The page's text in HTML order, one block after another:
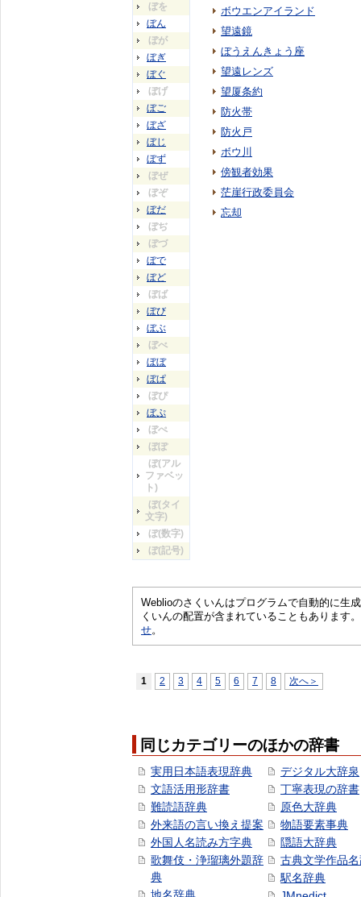
ぼを
ぼん
ぼが
ぼぎ
ぼぐ
ぼげ
ぼご
ぼざ
ぼじ
ぼず
ぼぜ
ぼぞ
ぼだ
ぼぢ
ぼづ
ぼで
ぼど
ぼば
ぼび
ぼぶ
ぼべ
ぼぼ
ぼぱ
ぼぴ
ぼぷ
ぼぺ
ぼぽ
ぼ(アル
ファベッ
ト)
ぼ(タイ
文字)
ぼ(数字)
ぼ(記号)
ボウエンアイランド
望遠鏡
ぼうえんきょう座
望遠レンズ
望厦条約
防火帯
防火戸
ボウ川
傍観者効果
茫崖行政委員会
忘却
Weblioのさくいんはプログラムで自動的に生
くいんの配置が含まれていることもあります
せ。
1 2 3 4 5 6 7 8 次へ＞
同じカテゴリーのほかの辞書
実用日本語表現辞典
文語活用形辞書
難読語辞典
外来語の言い換え提案
外国人名読み方字典
歌舞伎・浄瑠璃外題辞
典
デジタル大辞泉
丁寧表現の辞書
原色大辞典
物語要素事典
隠語大辞典
古典文学作品
駅名辞典